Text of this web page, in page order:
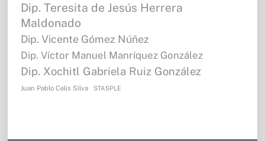
Dip. Teresita de Jesús Herrera
Maldonado
Dip. Vicente Gómez Núñez
Dip. Víctor Manuel Manríquez González
Dip. Xochitl Gabriela Ruiz González
Juan Pablo Celis Silva STASPLE